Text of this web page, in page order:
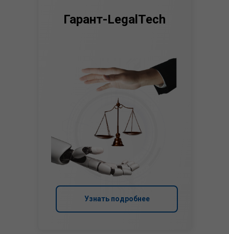
Узнать подробнее
Гарант-LegalTech